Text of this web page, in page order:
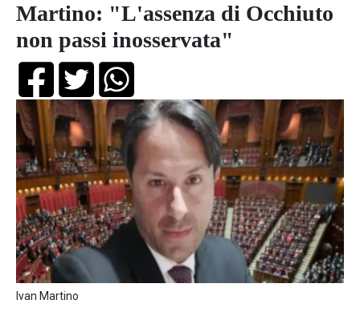
Martino: "L'assenza di Occhiuto
non passi inosservata"
Ivan Martino